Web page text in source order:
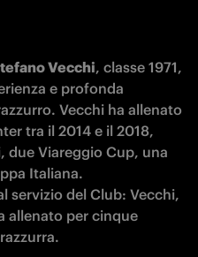
Vecchi, classe 1971,
e profonda
Vecchi ha allenato
tra il 2014 e il 2018,
Viareggio Cup, una
Italiana.
servizio del Club: Vecchi,
allenato per cinque